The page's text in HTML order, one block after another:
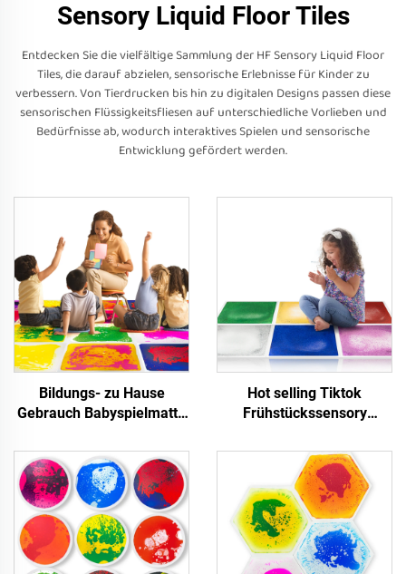
Sensory Liquid Floor Tiles
Entdecken Sie die vielfältige Sammlung der HF Sensory Liquid Floor
Tiles, die darauf abzielen, sensorische Erlebnisse für Kinder zu
verbessern. Von Tierdrucken bis hin zu digitalen Designs passen diese
sensorischen Flüssigkeitsfliesen auf unterschiedliche Vorlieben und
Bedürfnisse ab, wodurch interaktives Spielen und sensorische
Entwicklung gefördert werden.
Bildungs- zu Hause
Gebrauch Babyspielmatte
Flüssigkeitsfußbodenfliesen
Sportspielzeug für die
Entwicklung von
Säuglingen und Spielzeit
Hot selling Tiktok
Frühstückssensory
vergoldete sensorische
Flüssigkeitsbodenfliesen
für autistische Kinder
einfaches Pressen Design